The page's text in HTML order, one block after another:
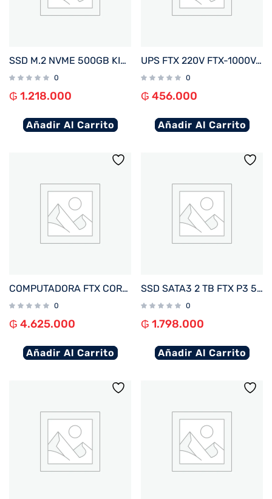
SSD M.2 NVME 500GB KINGSTON SNV3SM3/500G 5000/3000MB/S PCIE 4.0
0
₲ 1.218.000
Añadir Al Carrito
UPS FTX 220V FTX-1000VA / 600W NEMA UNIVERSAL
0
₲ 456.000
Añadir Al Carrito
COMPUTADORA FTX CORE MAX I5/480SSD/8G+ MON 22″+ UPS 600+ TECLADO+ MOU+ SPK+ FILTRO
0
₲ 4.625.000
Añadir Al Carrito
SSD SATA3 2 TB FTX P3 550/470 127154
0
₲ 1.798.000
Añadir Al Carrito